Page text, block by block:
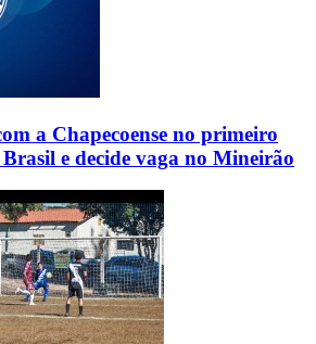
a Chapecoense no primeiro
e decide vaga no Mineirão